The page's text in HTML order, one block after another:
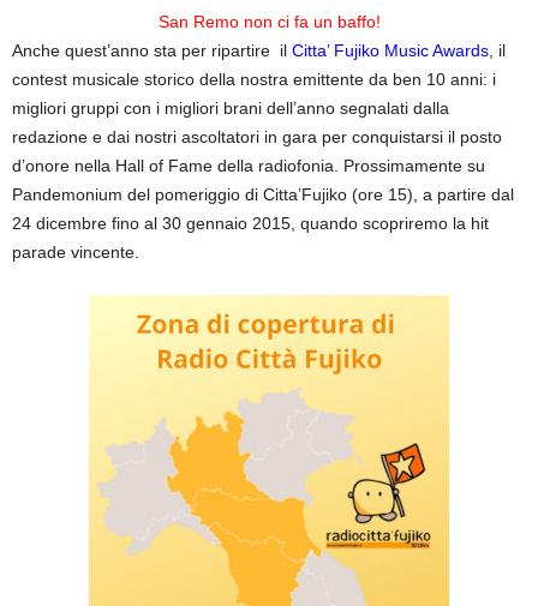
San Remo non ci fa un baffo!
Anche quest’anno sta per ripartire il Citta’ Fujiko Music Awards, il
contest musicale storico della nostra emittente da ben 10 anni: i
migliori gruppi con i migliori brani dell’anno segnalati dalla
redazione e dai nostri ascoltatori in gara per conquistarsi il posto
d’onore nella Hall of Fame della radiofonia. Prossimamente su
Pandemonium del pomeriggio di Citta’Fujiko (ore 15), a partire dal
24 dicembre fino al 30 gennaio 2015, quando scopriremo la hit
parade vincente.